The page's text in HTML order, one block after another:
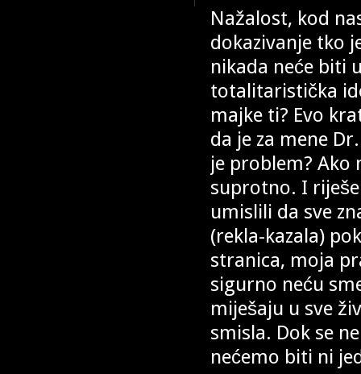
Nažalost, kod
dokazivanje tko
nikada neće biti
totalitaristička
majke ti? Evo
da je za mene
je problem?
suprotno. I
umislili da sve
(rekla-kazala)
stranica, moja
sigurno neću
miješaju u sve
smisla. Dok se
nećemo biti ni